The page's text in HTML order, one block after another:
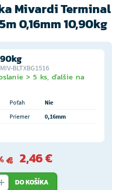
Mivardi Terminal
0,16mm 10,90kg
BLTXBG1516
> 5 ks, ďalšie na
Poťah
Nie
Priemer
0,16mm
2,46 €
DO KOŠÍKA